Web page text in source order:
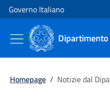
Vai al contenuto
Vai alla navigazione del sito
Governo Italiano
Homepage / Notizie dal